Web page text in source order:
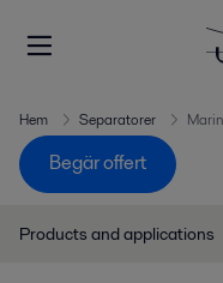
Hem Separatorer
Begär offert
Products and applications